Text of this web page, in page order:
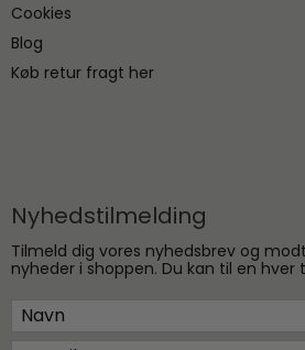
Cookies
Blog
Køb retur fragt her
Nyhedstilmelding
Tilmeld dig vores nyhedsbrev og
nyheder i shoppen. Du kan til en hver